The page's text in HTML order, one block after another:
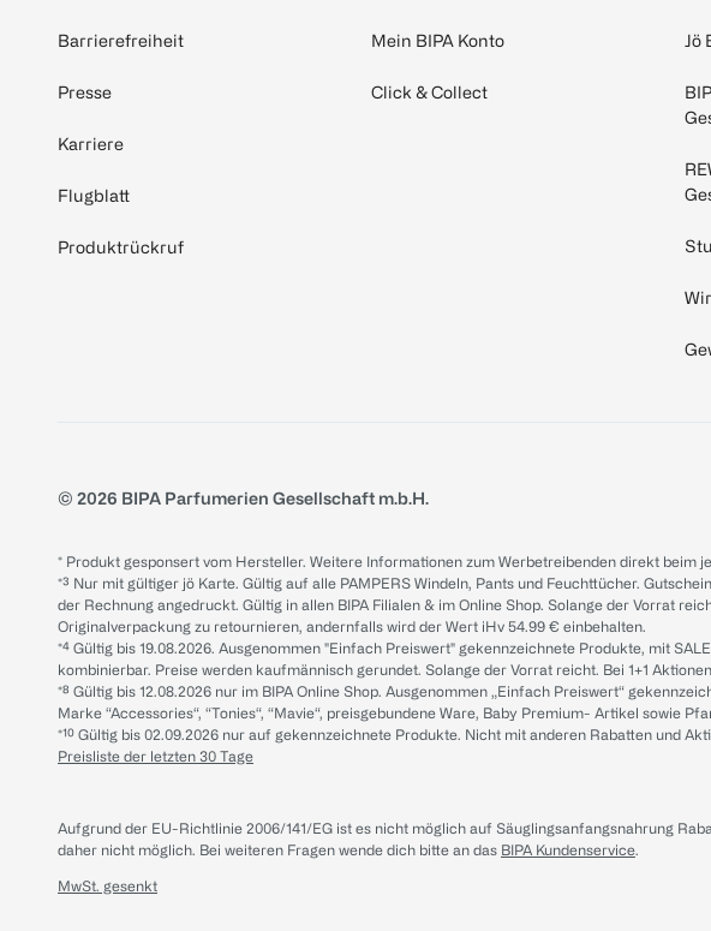
Barrierefreiheit
Presse
Karriere
Flugblatt
Produktrückruf
Mein BIPA Konto
Click & Collect
Jö
© 2026 BIPA Parfumerien Gesellschaft m.b.H.
* Produkt gesponsert vom Hersteller. Weitere Informationen zum Werbetreibenden direkt beim
*³ Nur mit gültiger jö Karte. Gültig auf alle PAMPERS Windeln, Pants und Feuchttücher.
der Rechnung angedruckt. Gültig in allen BIPA Filialen & im Online Shop. Solange der Vorrat
Originalverpackung zu retournieren, andernfalls wird der Wert iHv 54.99 € einbehalten.
*⁴ Gültig bis 19.08.2026. Ausgenommen "Einfach Preiswert" gekennzeichnete Produkte, mit
kombinierbar. Preise werden kaufmännisch gerundet. Solange der Vorrat reicht. Bei 1+1
*⁸ Gültig bis 12.08.2026 nur im BIPA Online Shop. Ausgenommen „Einfach Preiswert“
Marke “Accessories“, “Tonies“, “Mavie“, preisgebundene Ware, Baby Premium- Artikel
*¹⁰ Gültig bis 02.09.2026 nur auf gekennzeichnete Produkte. Nicht mit anderen Rabatten und
Preisliste der letzten 30 Tage
Aufgrund der EU-Richtlinie 2006/141/EG ist es nicht möglich auf Säuglingsanfangsnahrung
daher nicht möglich. Bei weiteren Fragen wende dich bitte an das BIPA Kundenservice.
MwSt. gesenkt